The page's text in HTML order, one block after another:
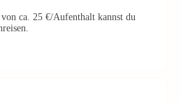
ca. 25 €/Aufenthalt kannst du